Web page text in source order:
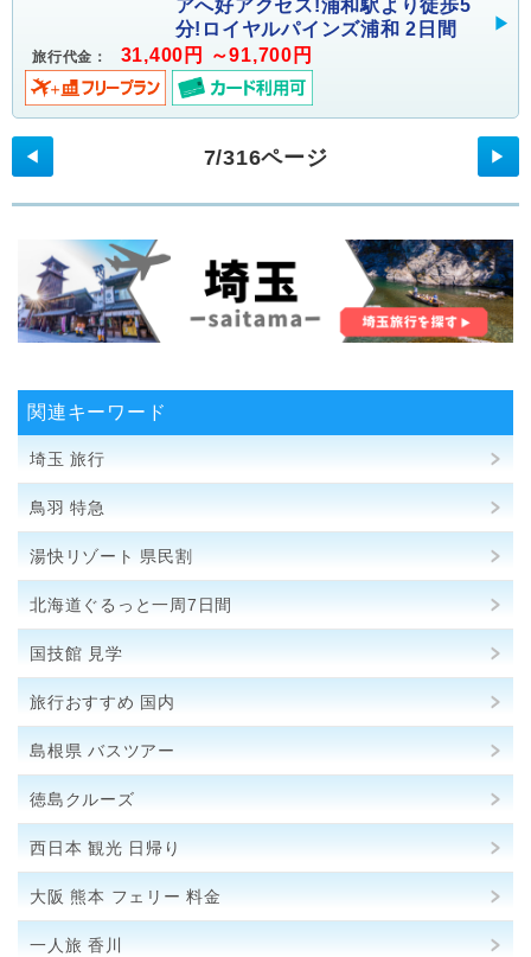
アへ好アクセス!浦和駅より徒歩5
分!ロイヤルパインズ浦和 2日間
旅行代金： 31,400円 ～91,700円
7/316ページ
◀ ▶
関連キーワード
埼玉 旅行
鳥羽 特急
湯快リゾート 県民割
北海道ぐるっと一周7日間
国技館 見学
旅行おすすめ 国内
島根県 バスツアー
徳島クルーズ
西日本 観光 日帰り
大阪 熊本 フェリー 料金
一人旅 香川